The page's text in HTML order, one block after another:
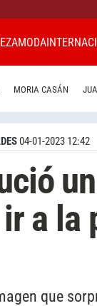
MODA
MORIA CASÁN
04-01-2023 12:42
a la
que